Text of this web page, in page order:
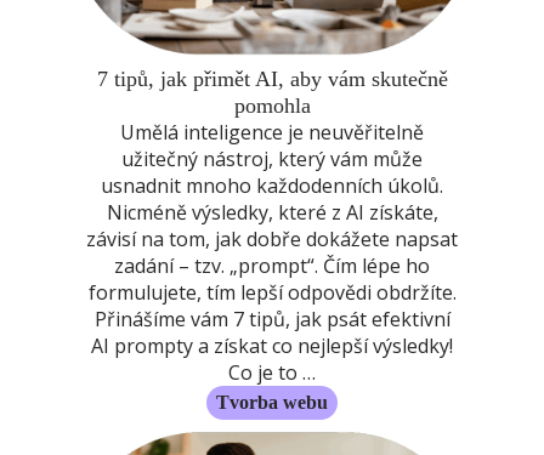
7 tipů, jak přimět AI, aby vám skutečně
pomohla
Umělá inteligence je neuvěřitelně
užitečný nástroj, který vám může
usnadnit mnoho každodenních úkolů.
Nicméně výsledky, které z AI získáte,
závisí na tom, jak dobře dokážete napsat
zadání – tzv. „prompt“. Čím lépe ho
formulujete, tím lepší odpovědi obdržíte.
Přinášíme vám 7 tipů, jak psát efektivní
AI prompty a získat co nejlepší výsledky!
Co je to …
Tvorba webu